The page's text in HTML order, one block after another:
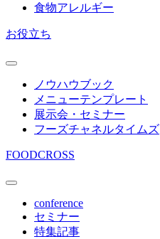
食物アレルギー
お役立ち
ノウハウブック
メニューテンプレート
展示会・セミナー
フーズチャネルタイムズ
FOODCROSS
conference
セミナー
特集記事